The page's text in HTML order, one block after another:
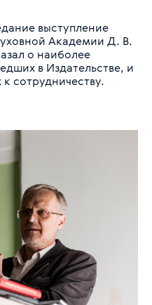
выступление
Академии Д. В.
о наиболее
в Издательстве, и
сотрудничеству.